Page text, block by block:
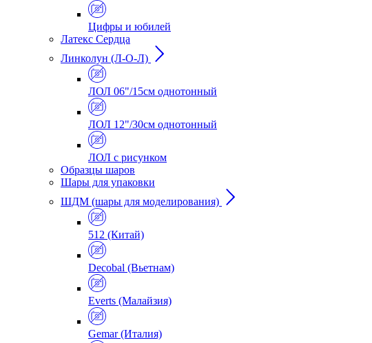
Цифры и юбилей
Латекс Сердца
Линколун (Л-О-Л)
ЛОЛ 06"/15см однотонный
ЛОЛ 12"/30см однотонный
ЛОЛ с рисунком
Образцы шаров
Шары для упаковки
ШДМ (шары для моделирования)
512 (Китай)
Decobal (Вьетнам)
Everts (Малайзия)
Gemar (Италия)